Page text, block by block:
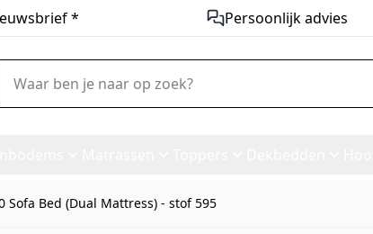
* Persoonlijk advies
ben je naar op zoek?
Sofa Bed (Dual Mattress) - stof 595